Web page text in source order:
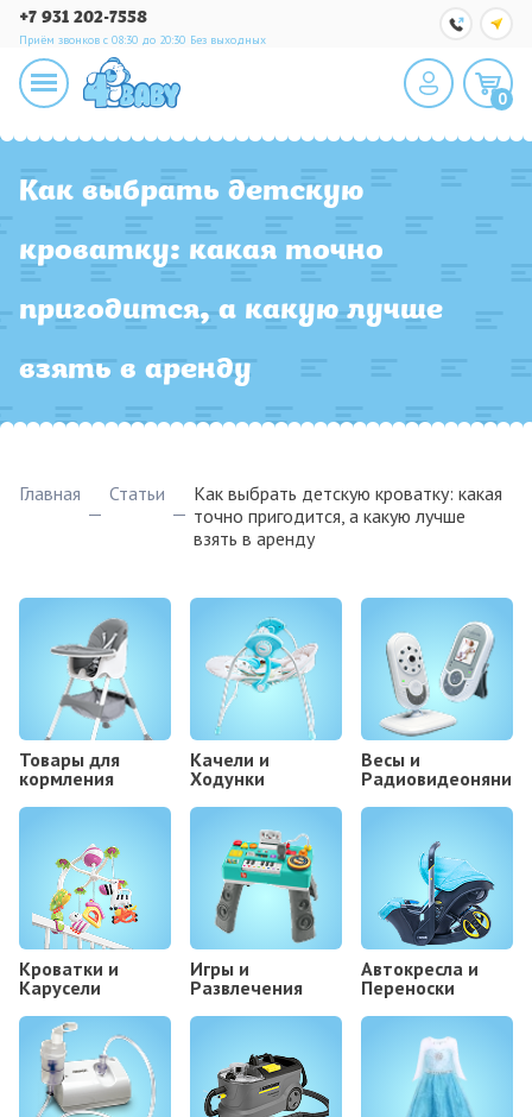
+7 931 202-7558
Приём звонков с 08:30 до 20:30 Без выходных
0
Как выбрать детскую
кроватку: какая точно
пригодится, а какую лучше
взять в аренду
Главная Статьи
Как выбрать детскую кроватку: какая
точно пригодится, а какую лучше
взять в аренду
Товары для
кормления
Kачели и
Ходунки
Весы и
Радиовидеоняни
Кроватки и
Карусели
Игры и
Развлечения
Автокресла и
Переноски